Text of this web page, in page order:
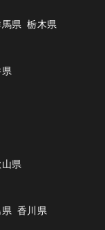
県 栃木県
県
香川県